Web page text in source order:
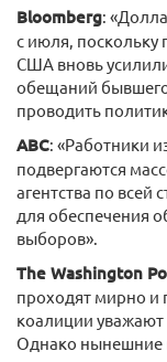
Bloomberg:
с июля, поскольку
США вновь
обещаний
проводить
ABC: «Работники
подвергаются
агентства по всей
для обеспечения
выборов».
The Washington
проходят мирно и
коалиции
Однако нынешние